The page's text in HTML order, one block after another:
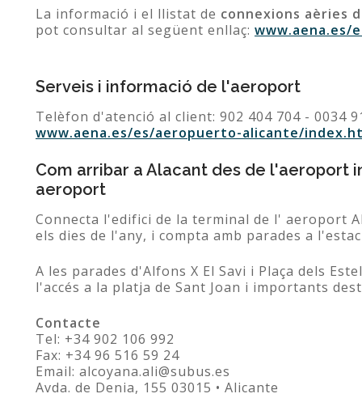
La informació i el llistat de connexions aèries
pot consultar al següent enllaç:
Serveis i informació de l'aeroport
Telèfon d'atenció al client: 902 404 704 - 0034
www.aena.es/es/aeropuerto-alicante/
Com arribar a Alacant des de l'aeroport
aeroport
Connecta l'edifici de la terminal de l' aeroport
els dies de l'any, i compta amb parades a
A les parades d'Alfons X El Savi i Plaça dels
l'accés a la platja de Sant Joan i importants
Contacte
Tel: +34 902 106 992
Fax: +34 96 516 59 24
Email: alcoyana.ali@subus.es
Avda. de Denia, 155 03015 • Alicante